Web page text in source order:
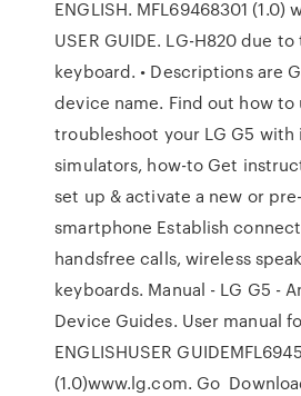
ENGLISH. MFL69468301 (1.0)
USER GUIDE. LG-H820 due
keyboard. • Descriptions are
device name. Find out how to
troubleshoot your LG G5
simulators, how-to Get
set up & activate a new or
smartphone Establish
handsfree calls, wireless
keyboards. Manual - LG G5 -
Device Guides. User manual
ENGLISHUSER
(1.0)www.lg.com. Go